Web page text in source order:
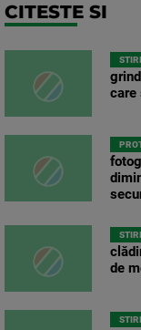
CITESTE SI
care
de